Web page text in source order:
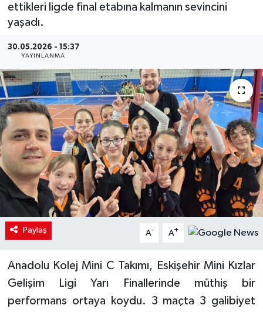
ettikleri ligde final etabına kalmanın sevincini
yaşadı.
30.05.2026 - 15:37
YAYINLANMA
Paylaş A- A+
Anadolu Kolej Mini C Takımı, Eskişehir Mini Kızlar
Gelişim Ligi Yarı Finallerinde müthiş bir
performans ortaya koydu. 3 maçta 3 galibiyet
Son Dakika Haberleri
Haber Arşivi